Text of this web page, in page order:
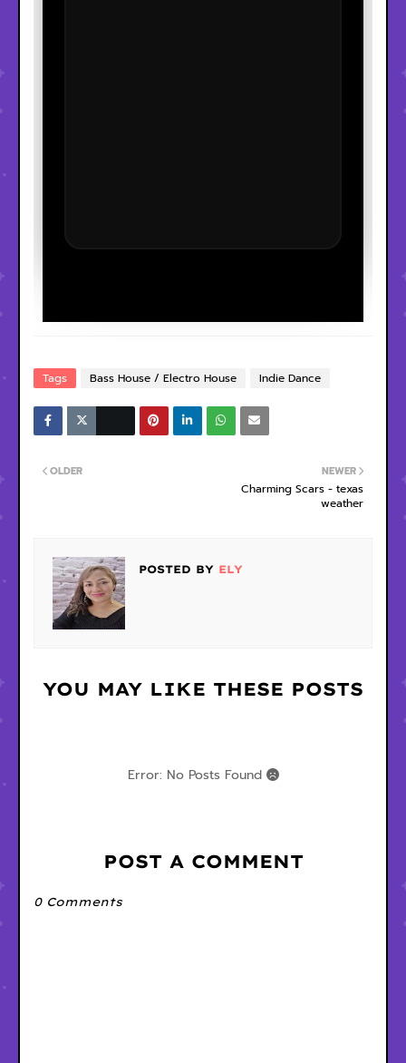
Tags Bass House / Electro House Indie Dance
NEWER
Charming Scars - texas
weather
OLDER
POSTED BY ELY
YOU MAY LIKE THESE POSTS
Error: No Posts Found
POST A COMMENT
0 Comments